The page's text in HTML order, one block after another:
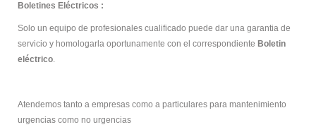
Boletines Eléctricos :
Solo un equipo de profesionales cualificado puede dar una garantia de
servicio y homologarla oportunamente con el correspondiente Boletin
eléctrico
Atendemos tanto a empresas como a particulares para mantenimiento
urgencias como no urgencias